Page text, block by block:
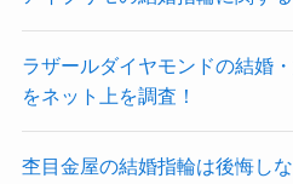
ラザールダイヤモンドの結婚
をネット上を調査！
杢目金屋の結婚指輪は後悔し